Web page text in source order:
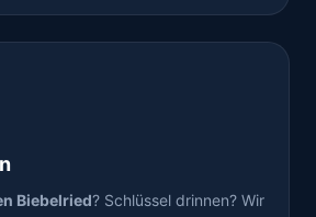
Biebelried? Schlüssel drinnen? Wir